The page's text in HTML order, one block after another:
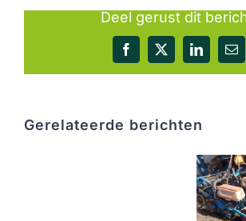
Deel gerust dit
Facebook
X LinkedIn
E-
mail
Gerelateerde berichten